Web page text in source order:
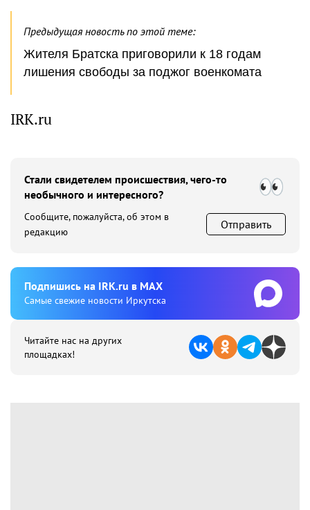
Предыдущая новость по этой теме:
Жителя Братска приговорили к 18 годам
лишения свободы за поджог военкомата
IRK.ru
Стали свидетелем происшествия, чего-то
необычного и интересного?
Сообщите, пожалуйста, об этом в
редакцию
Отправить
Подпишиcь на IRK.ru в MAX
Cамые свежие новости Иркутска
Читайте нас на других
площадках!